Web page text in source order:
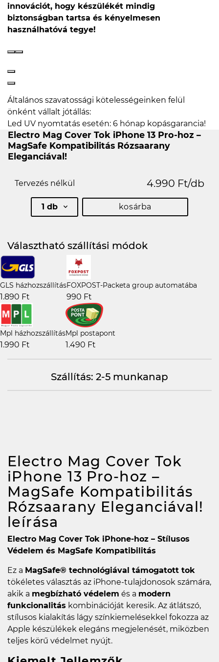
innovációt, hogy készülékét mindig
biztonságban tartsa és kényelmesen
használhatóvá tegye!
Általános szavatossági kötelességeinken felül
önként vállalt jótállás:
Led UV nyomtatás esetén: 6 hónap kopásgarancia!
Electro Mag Cover Tok iPhone 13 Pro-hoz –
MagSafe Kompatibilitás Rózsaarany
Eleganciával!
Tervezés nélkül 4.990 Ft/db
1 db kosárba
Választható szállítási módok
GLS házhozszállítás
1.890 Ft
FOXPOST-Packeta group automatába
990 Ft
Mpl házhozszállítás
1.990 Ft
Mpl postapont
1.490 Ft
Szállítás: 2-5 munkanap
Electro Mag Cover Tok
iPhone 13 Pro-hoz –
MagSafe Kompatibilitás
Rózsaarany Eleganciával!
leírása
Electro Mag Cover Tok iPhone-hoz – Stílusos
Védelem és MagSafe Kompatibilitás
Ez a MagSafe® technológiával támogatott tok
tökéletes választás az iPhone-tulajdonosok számára,
akik a megbízható védelem és a modern
funkcionalitás kombinációját keresik. Az átlátszó,
stílusos kialakítás lágy színkiemelésekkel fokozza az
Apple készülékek elegáns megjelenését, miközben
teljes körű védelmet nyújt.